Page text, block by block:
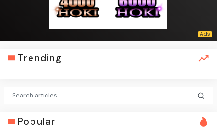
Trending
Popular